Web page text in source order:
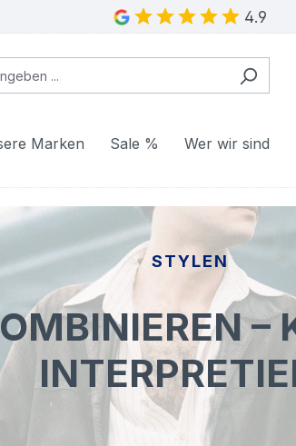
4.9
Marken Sale % Wer wir sind
STYLEN
–